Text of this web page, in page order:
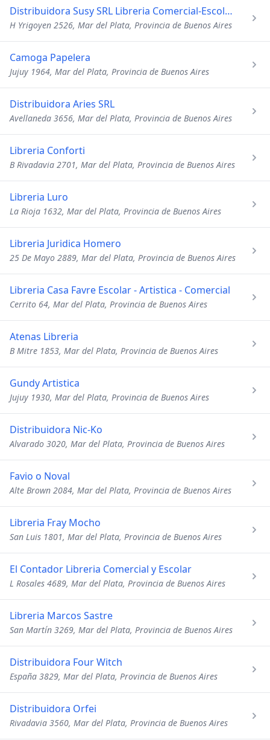
Distribuidora Susy SRL Libreria Comercial-Escolar-Jugueteria
H Yrigoyen 2526, Mar del Plata, Provincia de Buenos Aires
Camoga Papelera
Jujuy 1964, Mar del Plata, Provincia de Buenos Aires
Distribuidora Aries SRL
Avellaneda 3656, Mar del Plata, Provincia de Buenos Aires
Libreria Conforti
B Rivadavia 2701, Mar del Plata, Provincia de Buenos Aires
Libreria Luro
La Rioja 1632, Mar del Plata, Provincia de Buenos Aires
Libreria Juridica Homero
25 De Mayo 2889, Mar del Plata, Provincia de Buenos Aires
Libreria Casa Favre Escolar - Artistica - Comercial
Cerrito 64, Mar del Plata, Provincia de Buenos Aires
Atenas Libreria
B Mitre 1853, Mar del Plata, Provincia de Buenos Aires
Gundy Artistica
Jujuy 1930, Mar del Plata, Provincia de Buenos Aires
Distribuidora Nic-Ko
Alvarado 3020, Mar del Plata, Provincia de Buenos Aires
Favio o Noval
Alte Brown 2084, Mar del Plata, Provincia de Buenos Aires
Libreria Fray Mocho
San Luis 1801, Mar del Plata, Provincia de Buenos Aires
El Contador Libreria Comercial y Escolar
L Rosales 4689, Mar del Plata, Provincia de Buenos Aires
Libreria Marcos Sastre
San Martín 3269, Mar del Plata, Provincia de Buenos Aires
Distribuidora Four Witch
España 3829, Mar del Plata, Provincia de Buenos Aires
Distribuidora Orfei
Rivadavia 3560, Mar del Plata, Provincia de Buenos Aires